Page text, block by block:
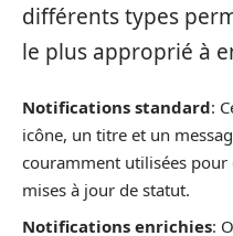
différents types
le plus approprié à
Notifications standard:
icône, un titre et un
couramment utilisées pour
mises à jour de statut.
Notifications enrichies: